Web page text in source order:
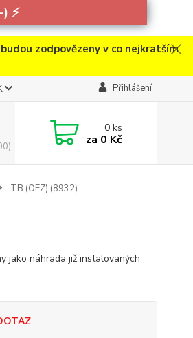
) ⚡
zodpovězeny v co nejkratším
Přihlášení
0ks
za 0 Kč
TB (OEZ) (8932)
jako náhrada již instalovaných